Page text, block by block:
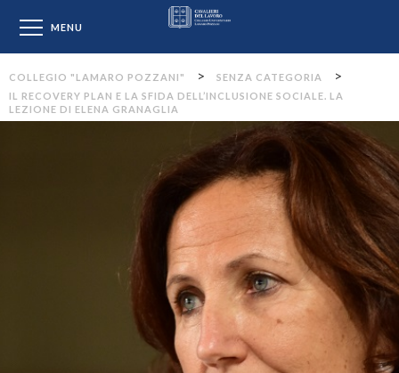
MENU
COLLEGIO "LAMARO POZZANI" > SENZA CATEGORIA >
IL RECOVERY PLAN E LA SFIDA DELL’INCLUSIONE SOCIALE. LA
LEZIONE DI ELENA GRANAGLIA